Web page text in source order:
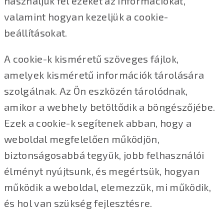
valamint hogyan kezeljük a cookie-
beállításokat.
A cookie-k kisméretű szöveges fájlok,
amelyek kisméretű információk tárolására
szolgálnak. Az Ön eszközén tárolódnak,
amikor a webhely betöltődik a böngészőjébe.
Ezek a cookie-k segítenek abban, hogy a
weboldal megfelelően működjön,
biztonságosabbá tegyük, jobb felhasználói
élményt nyújtsunk, és megértsük, hogyan
működik a weboldal, elemezzük, mi működik,
és hol van szükség fejlesztésre.